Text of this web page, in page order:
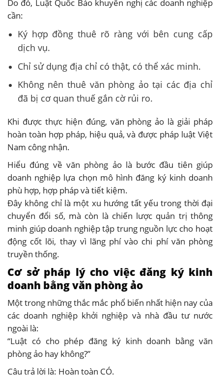
Do đó, Luật Quốc Bảo khuyến nghị các doanh nghiệp
cần:
Ký hợp đồng thuê rõ ràng với bên cung cấp
dịch vụ.
Chỉ sử dụng địa chỉ có thật, có thể xác minh.
Không nên thuê văn phòng ảo tại các địa chỉ
đã bị cơ quan thuế gắn cờ rủi ro.
Khi được thực hiện đúng, văn phòng ảo là giải pháp
hoàn toàn hợp pháp, hiệu quả, và được pháp luật Việt
Nam công nhận.
Hiểu đúng về văn phòng ảo là bước đầu tiên giúp
doanh nghiệp lựa chọn mô hình đăng ký kinh doanh
phù hợp, hợp pháp và tiết kiệm.
Đây không chỉ là một xu hướng tất yếu trong thời đại
chuyển đổi số, mà còn là chiến lược quản trị thông
minh giúp doanh nghiệp tập trung nguồn lực cho hoạt
động cốt lõi, thay vì lãng phí vào chi phí văn phòng
truyền thống.
Cơ sở pháp lý cho việc đăng ký kinh
doanh bằng văn phòng ảo
Một trong những thắc mắc phổ biến nhất hiện nay của
các doanh nghiệp khởi nghiệp và nhà đầu tư nước
ngoài là:
“Luật có cho phép đăng ký kinh doanh bằng văn
phòng ảo hay không?”
Câu trả lời là: Hoàn toàn CÓ.